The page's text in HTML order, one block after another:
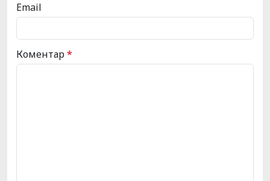
Email
Коментар*